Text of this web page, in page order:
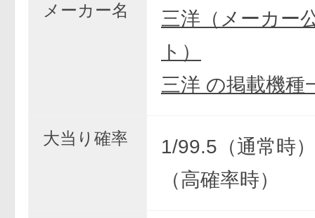
メーカー名
三洋（メーカー
ト）
三洋 の掲載機種
大当り確率
1/99.5（通常時
（高確率時）